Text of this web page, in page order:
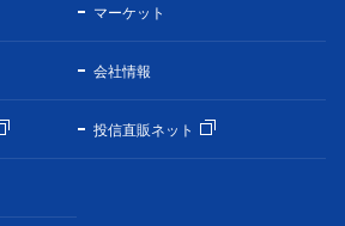
マーケット
会社情報
投信直販ネット